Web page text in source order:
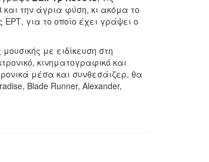
και την άγρια φύση, κι ακόμα το
ΕΡΤ, για το οποίο έχει γράψει ο
με ειδίκευση στη
κινηματογραφικό και
μέσα και συνθεσάιζερ, θα
Blade Runner, Alexander,